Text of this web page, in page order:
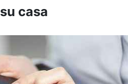
casa